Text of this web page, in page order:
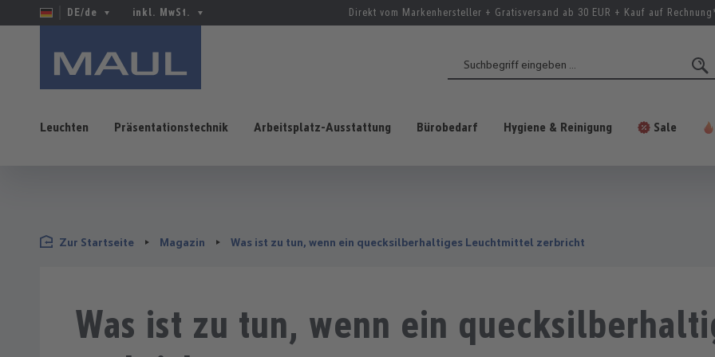
DE/de inkl. MwSt. Direkt vom Markenhersteller + Gratisversand ab 30 EUR + Kauf auf
Leuchten Präsentationstechnik Arbeitsplatz-Ausstattung Bürobedarf Hygiene & Reinigung Sale
Zur Startseite Magazin Was ist zu tun, wenn ein quecksilberhaltiges Leuchtmittel zerbricht
Was ist zu tun, wenn ein